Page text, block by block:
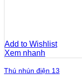
Add to Wishlist
Xem nhanh
Thú nhún điện 13